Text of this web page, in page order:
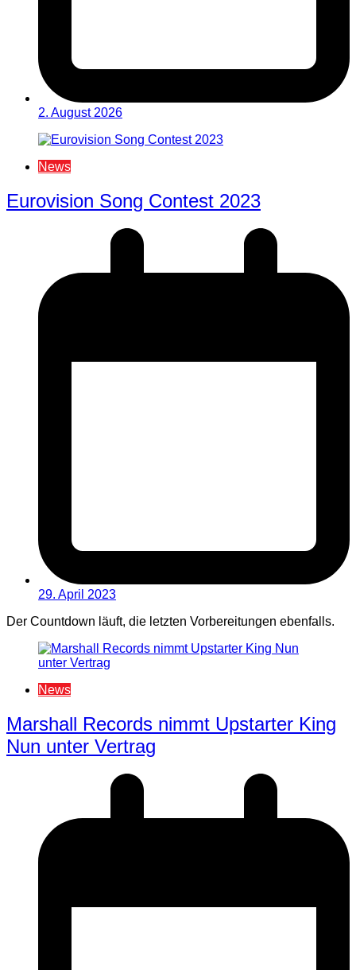
2. August 2026
News
Eurovision Song Contest 2023
29. April 2023
Der Countdown läuft, die letzten Vorbereitungen ebenfalls.
News
Marshall Records nimmt Upstarter King
Nun unter Vertrag